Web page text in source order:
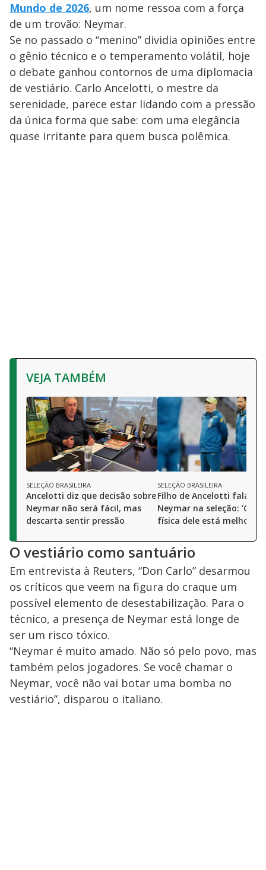
Mundo de 2026, um nome ressoa com a força
de um trovão: Neymar.
Se no passado o “menino” dividia opiniões entre
o gênio técnico e o temperamento volátil, hoje
o debate ganhou contornos de uma diplomacia
de vestiário. Carlo Ancelotti, o mestre da
serenidade, parece estar lidando com a pressão
da única forma que sabe: com uma elegância
quase irritante para quem busca polêmica.
VEJA TAMBÉM
SELEÇÃO BRASILEIRA
Ancelotti diz que decisão sobre
Neymar não será fácil, mas
descarta sentir pressão
SELEÇÃO BRASILEIRA
Filho de Ancelotti fala
Neymar na seleção:
física dele está
O vestiário como santuário
Em entrevista à Reuters, “Don Carlo” desarmou
os críticos que veem na figura do craque um
possível elemento de desestabilização. Para o
técnico, a presença de Neymar está longe de
ser um risco tóxico.
“Neymar é muito amado. Não só pelo povo, mas
também pelos jogadores. Se você chamar o
Neymar, você não vai botar uma bomba no
vestiário”, disparou o italiano.